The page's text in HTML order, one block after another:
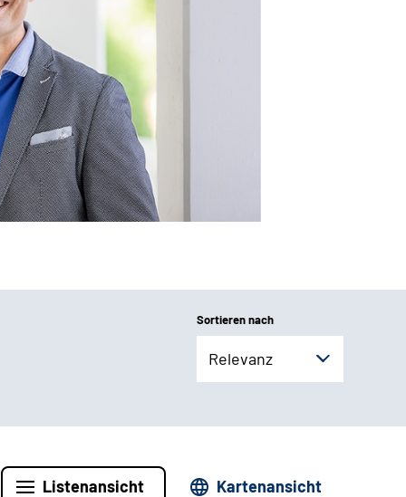
Sortieren nach
Relevanz
Listenansicht Kartenansicht